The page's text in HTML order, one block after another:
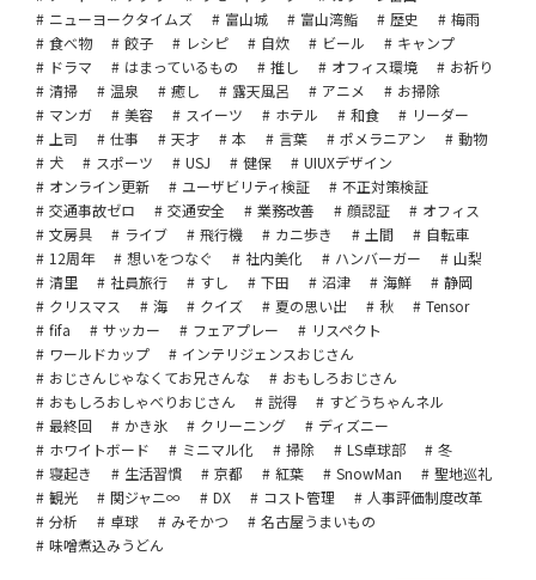
ニューヨークタイムズ
富山城 富山湾鮨 歴史
梅雨
食べ物
餃子 レシピ 自炊 ビール
キャンプ
ドラマ
はまっているもの 推し オフィス環境
お祈り
清掃
温泉 癒し 露天風呂 アニメ
お掃除
マンガ
美容 スイーツ ホテル 和食
リーダー
上司
仕事 天才 本 言葉 ポメラニアン
動物
犬
スポーツ USJ 健保
UIUXデザイン
オンライン更新
ユーザビリティ検証
不正対策検証
交通事故ゼロ
交通安全 業務改善 顔認証
オフィス
文房具
ライブ 飛行機 カニ歩き 土間
自転車
12周年
想いをつなぐ 社内美化 ハンバーガー
山梨
清里
社員旅行 すし 下田 沼津 海鮮
静岡
クリスマス
海 クイズ 夏の思い出 秋
Tensor
fifa
サッカー フェアプレー
リスペクト
ワールドカップ
インテリジェンスおじさん
おじさんじゃなくてお兄さんな
おもしろおじさん
おもしろおしゃべりおじさん
説得
すどうちゃんネル
最終回
かき氷 クリーニング
ディズニー
ホワイトボード
ミニマル化 掃除 LS卓球部
冬
寝起き
生活習慣 京都 紅葉 SnowMan
聖地巡礼
観光
関ジャニ∞ DX コスト管理
人事評価制度改革
分析
卓球 みそかつ
名古屋うまいもの
味噌煮込みうどん